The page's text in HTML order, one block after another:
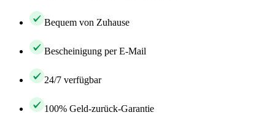
Bequem von Zuhause
Bescheinigung per E-Mail
24/7 verfügbar
100% Geld-zurück-Garantie